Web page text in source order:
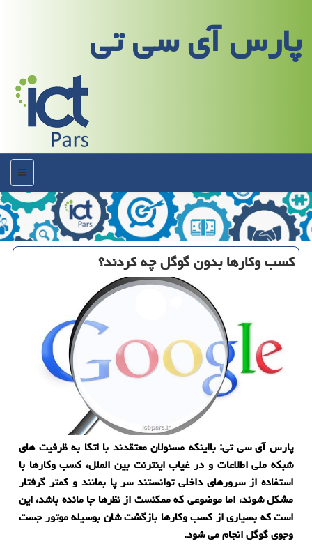
پارس آی سی تی
منو
كسب وكارها بدون گوگل چه كردند؟
پارس آی سی تی: بااینكه مسئولان معتقدند با اتكا به ظرفیت های
شبكه ملی اطلاعات و در غیاب اینترنت بین الملل، كسب وكارها با
استفاده از سرورهای داخلی توانستند سر پا بمانند و كمتر گرفتار
مشكل شوند، اما موضوعی كه ممكنست از نظرها جا مانده باشد، این
است كه بسیاری از كسب وكارها بازگشت شان بوسیله موتور جست
وجوی گوگل انجام می شود.